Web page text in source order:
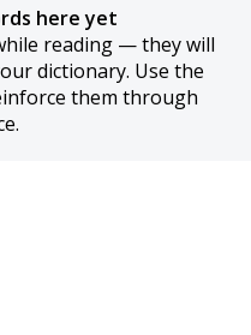
here yet
reading — they will
dictionary. Use the
them through